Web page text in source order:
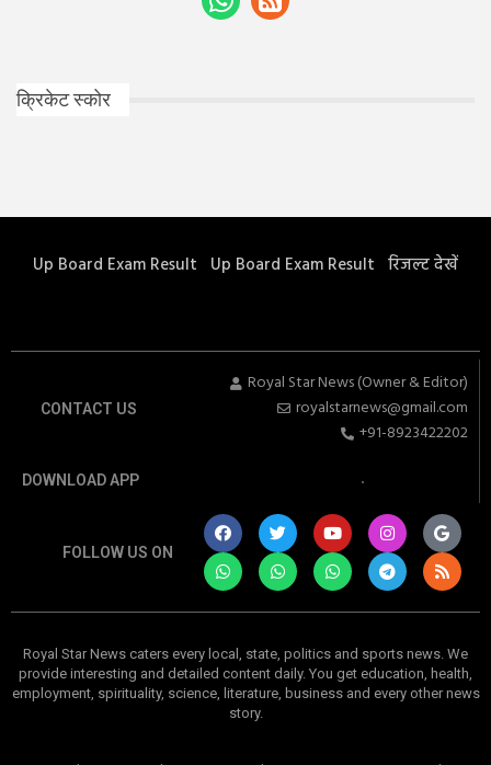
क्रिकेट स्कोर
Up Board Exam Result Up Board Exam Result रिजल्ट देखें
CONTACT US
Royal Star News (Owner & Editor)
royalstarnews@gmail.com
+91-8923422202
DOWNLOAD APP
FOLLOW US ON
Royal Star News caters every local, state, politics and sports news. We
provide interesting and detailed content daily. You get education, health,
employment, spirituality, science, literature, business and every other news
story.